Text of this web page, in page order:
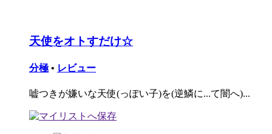
天使をオトすだけ☆
分極 • レビュー
嘘つきが嫌いな天使(っぽい子)を(逆鱗に...て闇へ)...